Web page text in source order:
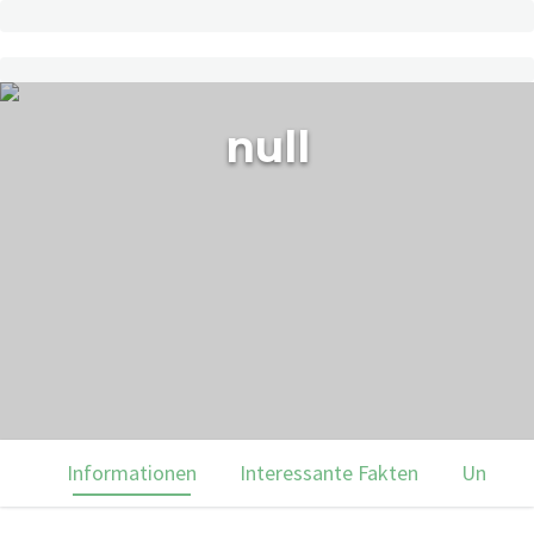
null
Informationen Interessante Fakten Unsere